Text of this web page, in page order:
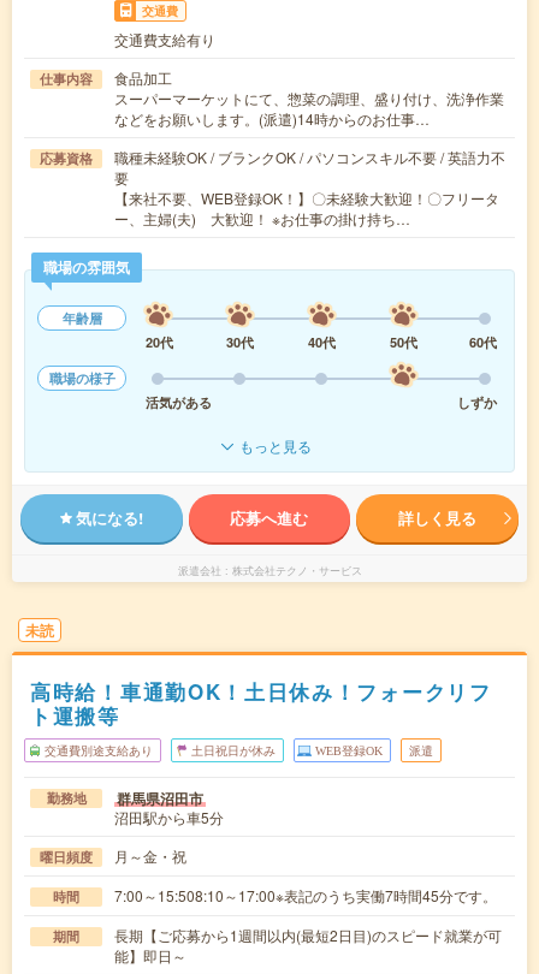
交通費
交通費支給有り
仕事内容
食品加工
スーパーマーケットにて、惣菜の調理、盛り付け、洗浄作業
などをお願いします。(派遣)14時からのお仕事…
応募資格
職種未経験OK / ブランクOK / パソコンスキル不要 / 英語力不
要
【来社不要、WEB登録OK！】〇未経験大歓迎！〇フリータ
ー、主婦(夫) 大歓迎！ ※お仕事の掛け持ち…
職場の雰囲気
年齢層
20代
30代 40代 50代
60代
職場の様子
活気がある
しずか
もっと見る
気になる! 応募へ進む 詳しく見る
派遣会社 株式会社テクノ・サービス
未読
高時給！車通勤OK！土日休み！フォークリフ
ト運搬等
交通費別途支給あり 土日祝日が休み WEB登録OK 派遣
勤務地 群馬県沼田市
沼田駅から車5分
曜日頻度 月～金・祝
時間 7:00～15:508:10～17:00※表記のうち実働7時間45分です。
期間
長期【ご応募から1週間以内(最短2日目)のスピード就業が可
能】即日～